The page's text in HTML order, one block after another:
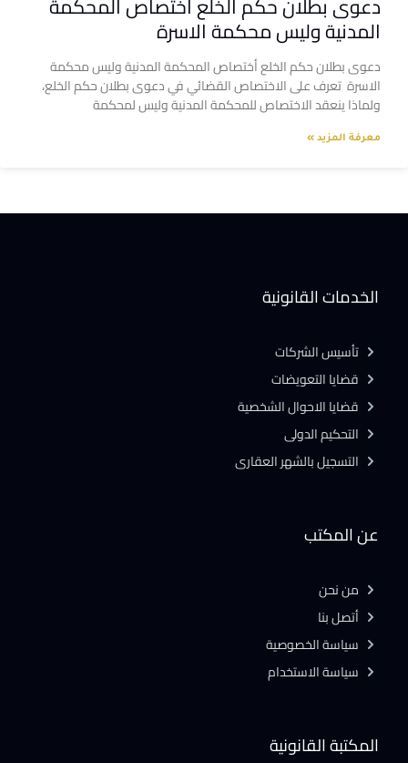
المدنية وليس محكمة الاسرة
دعوى بطلان حكم الخلع أختصاص المحكمة المدنية وليس محكمة
الاسرة تعرف على الاختصاص القضائي في دعوى بطلان حكم الخلع،
ولماذا ينعقد الاختصاص للمحكمة المدنية وليس لمحكمة
معرفة المزيد »
المكتبة القانونية
عن المكتب
من نحن
أتصل بنا
سياسة الخصوصية
سياسة الاستخدام
الخدمات القانونية
تأسيس الشركات
قضايا التعويضات
قضايا الاحوال الشخصية
التحكيم الدولى
التسجيل بالشهر العقارى